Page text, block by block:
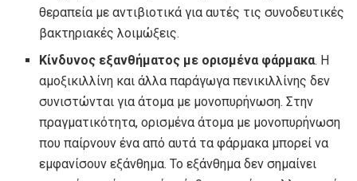
θεραπεία με αντιβιοτικά για αυτές τις συνοδευτικές
βακτηριακές λοιμώξεις.
Κίνδυνος εξανθήματος με ορισμένα φάρμακα. Η
αμοξικιλλίνη και άλλα παράγωγα πενικιλλίνης δεν
συνιστώνται για άτομα με μονοπυρήνωση. Στην
πραγματικότητα, ορισμένα άτομα με μονοπυρήνωση
που παίρνουν ένα από αυτά τα φάρμακα μπορεί να
εμφανίσουν εξάνθημα. Το εξάνθημα δεν σημαίνει